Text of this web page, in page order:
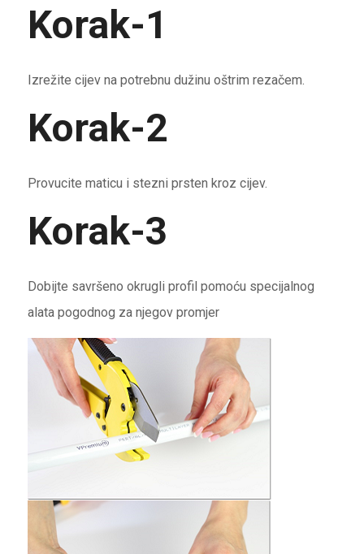
Korak-1
Izrežite cijev na potrebnu dužinu oštrim rezačem.
Korak-2
Provucite maticu i stezni prsten kroz cijev.
Korak-3
Dobijte savršeno okrugli profil pomoću specijalnog
alata pogodnog za njegov promjer